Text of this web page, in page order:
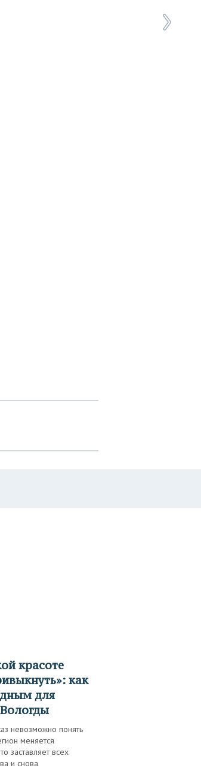
как
для
невозможно понять
меняется
заставляет всех
и снова